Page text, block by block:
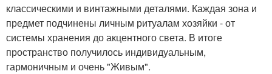
классическими и винтажными деталями. Каждая зона и
предмет подчинены личным ритуалам хозяйки - от
системы хранения до акцентного света. В итоге
пространство получилось индивидуальным,
гармоничным и очень "Живым".